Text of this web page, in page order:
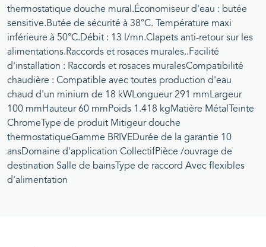
thermostatique douche mural.Économiseur d'eau : butée
sensitive.Butée de sécurité à 38°C. Température maxi
inférieure à 50°C.Débit : 13 l/mn.Clapets anti-retour sur les
alimentations.Raccords et rosaces murales..Facilité
d'installation : Raccords et rosaces muralesCompatibilité
chaudière : Compatible avec toutes production d'eau
chaud d'un minium de 18 kWLongueur 291 mmLargeur
100 mmHauteur 60 mmPoids 1.418 kgMatière MétalTeinte
ChromeType de produit Mitigeur douche
thermostatiqueGamme BRIVEDurée de la garantie 10
ansDomaine d'application CollectifPièce /ouvrage de
destination Salle de bainsType de raccord Avec flexibles
d'alimentation